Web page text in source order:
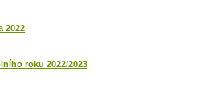
2022
roku 2022/2023